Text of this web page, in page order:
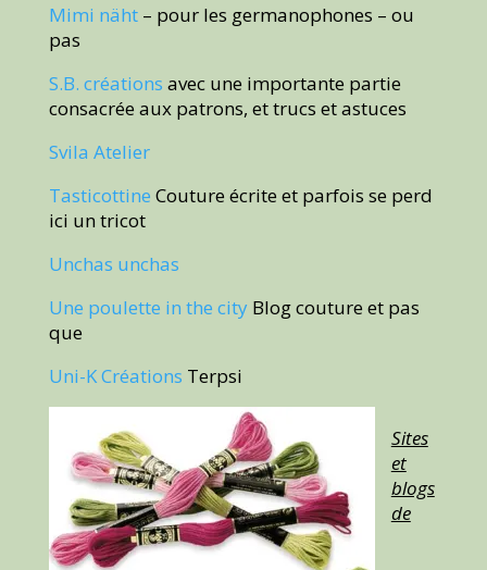
Mimi näht– pour les germanophones – ou
pas
S.B. créations avec une importante partie
consacrée aux patrons, et trucs et astuces
Svila Atelier
Tasticottine Couture écrite et parfois se perd
ici un tricot
Unchas unchas
Une poulette in the cityBlog couture et pas
que
Uni-K Créations Terpsi
Sites
et
blogs
de